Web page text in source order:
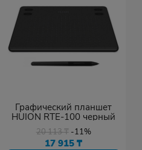
Графический планшет
HUION RTE-100 черный
20 113₸ -11%
17 915₸